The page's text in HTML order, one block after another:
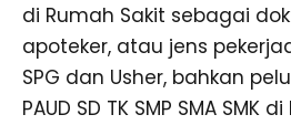
di Rumah Sakit sebagai
apoteker, atau jens
SPG dan Usher, bahkan
PAUD SD TK SMP SMA SMK